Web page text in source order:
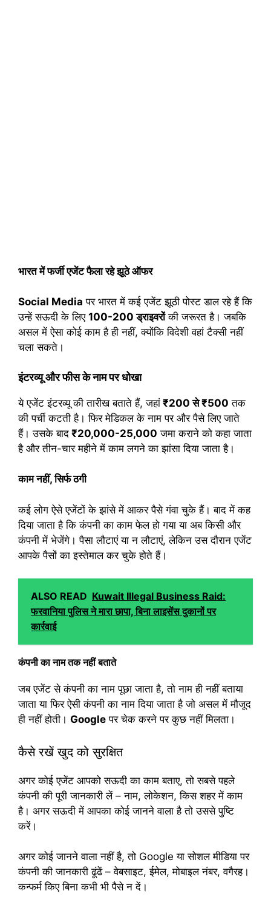
भारत में फर्जी एजेंट फैला रहे झूठे ऑफर
Social Media पर भारत में कई एजेंट झूठी पोस्ट डाल रहे हैं कि
उन्हें सऊदी के लिए 100-200 ड्राइवरोंकी जरूरत है। जबकि
असल में ऐसा कोई काम है ही नहीं, क्योंकि विदेशी वहां टैक्सी नहीं
चला सकते।
इंटरव्यू और फीस के नाम पर धोखा
ये एजेंट इंटरव्यू की तारीख बताते हैं, जहां ₹200 से ₹500 तक
की पर्ची कटती है। फिर मेडिकल के नाम पर और पैसे लिए जाते
हैं। उसके बाद ₹20,000-25,000 जमा कराने को कहा जाता
है और तीन-चार महीने में काम लगने का झांसा दिया जाता है।
काम नहीं, सिर्फ ठगी
कई लोग ऐसे एजेंटों के झांसे में आकर पैसे गंवा चुके हैं। बाद में कह
दिया जाता है कि कंपनी का काम फेल हो गया या अब किसी और
कंपनी में भेजेंगे। पैसा लौटाएं या न लौटाएं, लेकिन उस दौरान एजेंट
आपके पैसों का इस्तेमाल कर चुके होते हैं।
ALSO READ Kuwait Illegal Business Raid:
फरवानिया पुलिस ने मारा छापा, बिना लाइसेंस दुकानों पर
कार्रवाई
कंपनी का नाम तक नहीं बताते
जब एजेंट से कंपनी का नाम पूछा जाता है, तो नाम ही नहीं बताया
जाता या फिर ऐसी कंपनी का नाम दिया जाता है जो असल में मौजूद
ही नहीं होती। Google पर चेक करने पर कुछ नहीं मिलता।
कैसे रखें खुद को सुरक्षित
अगर कोई एजेंट आपको सऊदी का काम बताए, तो सबसे पहले
कंपनी की पूरी जानकारी लें – नाम, लोकेशन, किस शहर में काम
है। अगर सऊदी में आपका कोई जानने वाला है तो उससे पुष्टि
करें।
अगर कोई जानने वाला नहीं है, तो Google या सोशल मीडिया पर
कंपनी की जानकारी ढूंढें – वेबसाइट, ईमेल, मोबाइल नंबर, वगैरह।
कन्फर्म किए बिना कभी भी पैसे न दें।